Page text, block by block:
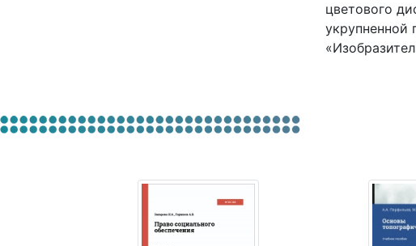
цветового
укрупненной